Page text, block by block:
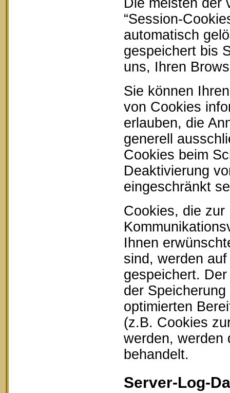
Die meisten der
“Session-
automatisch
gespeichert bis
uns, Ihren
Sie können
von Cookies
erlauben, die
generell
Cookies beim
Deaktivierung
eingeschränkt
Cookies, die zur
Ihnen
sind, werden
gespeichert.
der
optimierten
(z.B. Cookies
werden, werden
behandelt.
Server-Log-